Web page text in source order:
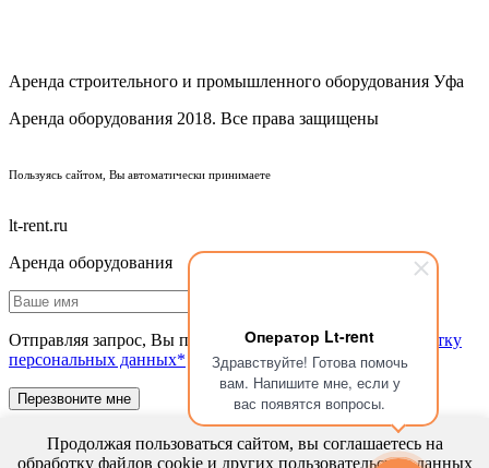
Оператор Lt-rent
Здравствуйте! Готова помочь
вам. Напишите мне, если у
вас появятся вопросы.
Аренда строительного и промышленного оборудования Уфа
Аренда оборудования 2018. Все права защищены
Пользуясь сайтом, Вы автоматически принимаете
lt-rent.ru
Аренда оборудования
Отправляя запрос, Вы подтверждаете согласие на
обработку
персональных данных*
Продолжая пользоваться сайтом, вы соглашаетесь на
обработку файлов cookie и других пользовательских данных